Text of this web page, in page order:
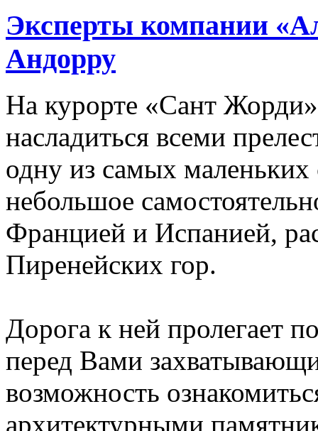
Эксперты компании
Андорру
На курорте «Сант
насладиться всеми
одну из самых
небольшое
Францией и Испанией,
Пиренейских гор.
Дорога к ней пролегает
перед Вами
возможность
архитектурными